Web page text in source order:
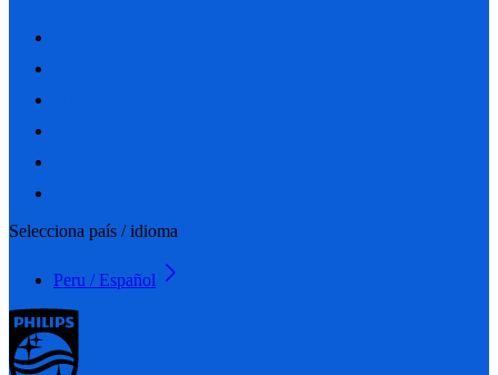
Selecciona país / idioma
Peru / Español